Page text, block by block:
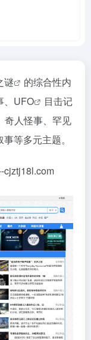
谜
的综合性内
UFO
目击记
奇人怪事、罕见
等多元主题。
cjztj18l.com